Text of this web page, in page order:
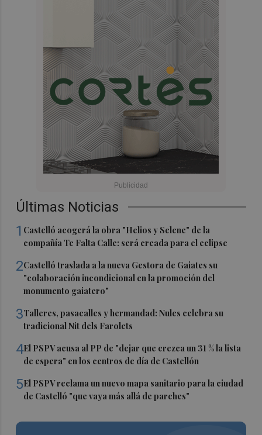
Últimas Noticias
1 Castelló acogerá la obra "Helios y Selene" de la
compañía Te Falta Calle: será creada para el eclipse
2Castelló traslada a la nueva Gestora de Gaiates su
"colaboración incondicional en la promoción del
monumento gaiatero"
3Talleres, pasacalles y hermandad: Nules celebra su
tradicional Nit dels Farolets
4El PSPV acusa al PP de "dejar que crezca un 31 % la lista
de espera" en los centros de día de Castellón
5El PSPV reclama un nuevo mapa sanitario para la ciudad
de Castelló "que vaya más allá de parches"